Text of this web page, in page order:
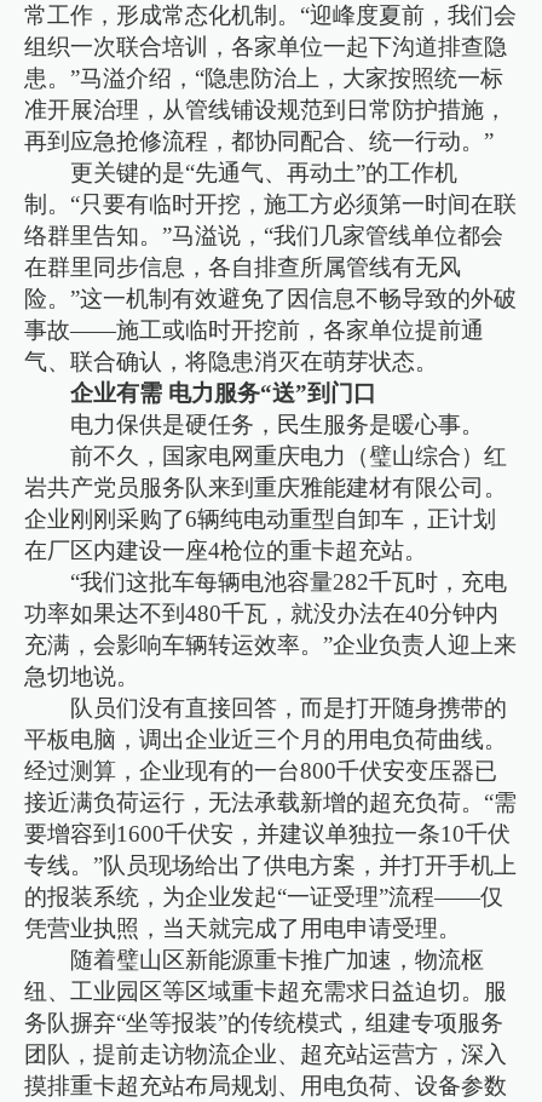
常工作，形成常态化机制。“迎峰度夏前，我们会
组织一次联合培训，各家单位一起下沟道排查隐
患。”马溢介绍，“隐患防治上，大家按照统一标
准开展治理，从管线铺设规范到日常防护措施，
再到应急抢修流程，都协同配合、统一行动。”
更关键的是“先通气、再动土”的工作机
制。“只要有临时开挖，施工方必须第一时间在联
络群里告知。”马溢说，“我们几家管线单位都会
在群里同步信息，各自排查所属管线有无风
险。”这一机制有效避免了因信息不畅导致的外破
事故——施工或临时开挖前，各家单位提前通
气、联合确认，将隐患消灭在萌芽状态。
企业有需 电力服务“送”到门口
电力保供是硬任务，民生服务是暖心事。
前不久，国家电网重庆电力（璧山综合）红
岩共产党员服务队来到重庆雅能建材有限公司。
企业刚刚采购了6辆纯电动重型自卸车，正计划
在厂区内建设一座4枪位的重卡超充站。
“我们这批车每辆电池容量282千瓦时，充电
功率如果达不到480千瓦，就没办法在40分钟内
充满，会影响车辆转运效率。”企业负责人迎上来
急切地说。
队员们没有直接回答，而是打开随身携带的
平板电脑，调出企业近三个月的用电负荷曲线。
经过测算，企业现有的一台800千伏安变压器已
接近满负荷运行，无法承载新增的超充负荷。“需
要增容到1600千伏安，并建议单独拉一条10千伏
专线。”队员现场给出了供电方案，并打开手机上
的报装系统，为企业发起“一证受理”流程——仅
凭营业执照，当天就完成了用电申请受理。
随着璧山区新能源重卡推广加速，物流枢
纽、工业园区等区域重卡超充需求日益迫切。服
务队摒弃“坐等报装”的传统模式，组建专项服务
团队，提前走访物流企业、超充站运营方，深入
摸排重卡超充站布局规划、用电负荷、设备参数